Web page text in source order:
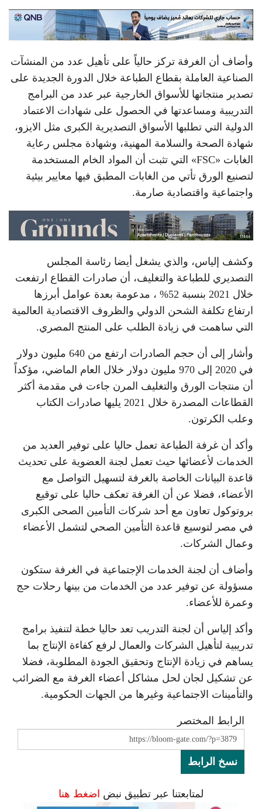
وأضاف أن الغرفة تركز حالياً على تأهيل عدد من المنشآت
الصناعية العاملة بقطاع الطباعة خلال الدورة الجديدة على
تصدير منتجاتها للأسواق الخارجية عبر عدد من البرامج
التدريبية ومساعدتها في الحصول على شهادات الاعتماد
الدولية التي تطلبها الأسواق التصديرية الكبرى مثل الايزو،
شهادة الصحة والسلامة المهنية، وشهادة مجلس رعاية
الغابات «FSC» التي تثبت أن المواد الخام المستخدمة
لتصنيع الورق تأتي من الغابات المطبق فيها معايير بيئية
واجتماعية واقتصادية صارمة.
وكشف إلياس، والذي يشغل أيضا رئاسة المجلس
التصديري للطباعة والتغليف، أن صادرات القطاع ارتفعت
خلال 2021 بنسبة 52% ، مدعومة بعدة عوامل أبرزها
ارتفاع تكلفة الشحن الدولي والظروف الاقتصادية العالمية
التي ساهمت في زيادة الطلب على المنتج المصري.
وأشار إلى أن حجم الصادرات ارتفع من 640 مليون دولار
في 2020 إلى 970 مليون دولار خلال العام الماضي، مؤكداً
أن منتجات الورق والتغليف المرن جاءت في مقدمة أكثر
القطاعات المصدرة خلال 2021 يليها صادرات الكتاب
وعلب الكرتون.
وأكد أن غرفة الطباعة تعمل حاليا على توفير العديد من
الخدمات لأعضائها حيث تعمل لجنة العضوية على تحديث
قاعدة البيانات الخاصة بالغرفة لتسهيل التواصل مع
الأعضاء، فضلا عن أن الغرفة تعكف حاليا على توقيع
بروتوكول تعاون مع أحد شركات التأمين الصحى الكبرى
في مصر لتوسيع قاعدة التأمين الصحي لتشمل الأعضاء
وعمال الشركات.
وأضاف أن لجنة الخدمات الإجتماعية في الغرفة ستكون
مسؤولة عن توفير عدد من الخدمات من بينها رحلات حج
وعمرة للأعضاء.
وأكد إلياس أن لجنة التدريب تعد حاليا خطة لتنفيذ برامج
تدريبية لتأهيل الشركات والعمال لرفع كفاءة الإنتاج بما
يساهم في زيادة الإنتاج وتحقيق الجودة المطلوبة، فضلا
عن تشكيل لجان لحل مشاكل أعضاء الغرفة مع الضرائب
والتأمينات الاجتماعية وغيرها من الجهات الحكومية.
الرابط المختصر
نسخ الرابط
لمتابعتنا عبر تطبيق نبض اضغط هنا